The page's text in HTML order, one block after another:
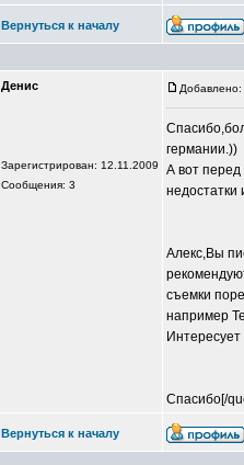
Вернуться к началу
Денис
Зарегистрирован: 12.11.2009
Сообщения: 3
германии.))
А вот перед
недостатки
Алекс,Вы
съемки
например
Спасибо[/
Вернуться к началу